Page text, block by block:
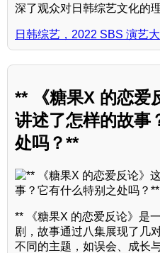
深了观众对日韩综艺文化的理
日韩综艺，2022 SBS 演艺
** 《糖果X 的恋爱
讲述了怎样的故事
处吗？**
** 《糖果X 的恋爱反论》是
剧，故事通过八集展现了几
不同的主题，如误会、成长